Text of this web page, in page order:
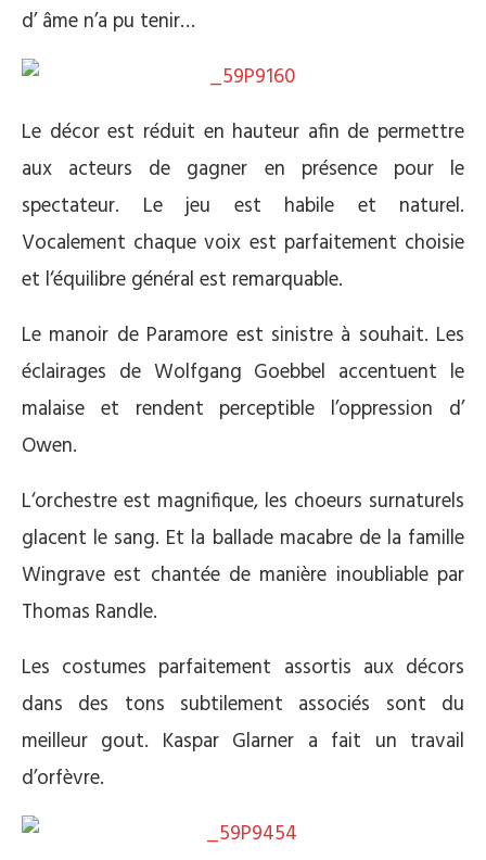
d’ âme n’a pu tenir…
Le décor est réduit en hauteur afin de permettre
aux acteurs de gagner en présence pour le
spectateur. Le jeu est habile et naturel.
Vocalement chaque voix est parfaitement choisie
et l‘équilibre général est remarquable.
Le manoir de Paramore est sinistre à souhait. Les
éclairages de Wolfgang Goebbel accentuent le
malaise et rendent perceptible l’oppression d’
Owen.
L‘orchestre est magnifique, les choeurs surnaturels
glacent le sang. Et la ballade macabre de la famille
Wingrave est chantée de manière inoubliable par
Thomas Randle.
Les costumes parfaitement assortis aux décors
dans des tons subtilement associés sont du
meilleur gout. Kaspar Glarner a fait un travail
d’orfèvre.